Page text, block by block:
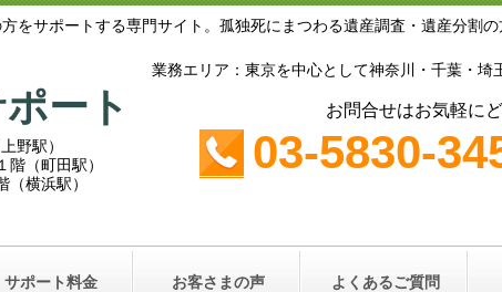
をサポートする専門サイト。孤独死にまつわる遺産調査・遺産分割
ート
野駅）
（町田駅）
横浜駅）
業務エリア：東京を中心として神奈川・千葉・埼
お問合せはお気軽に
03-5830-
サポート料金 お客さまの声 よくあるご質問